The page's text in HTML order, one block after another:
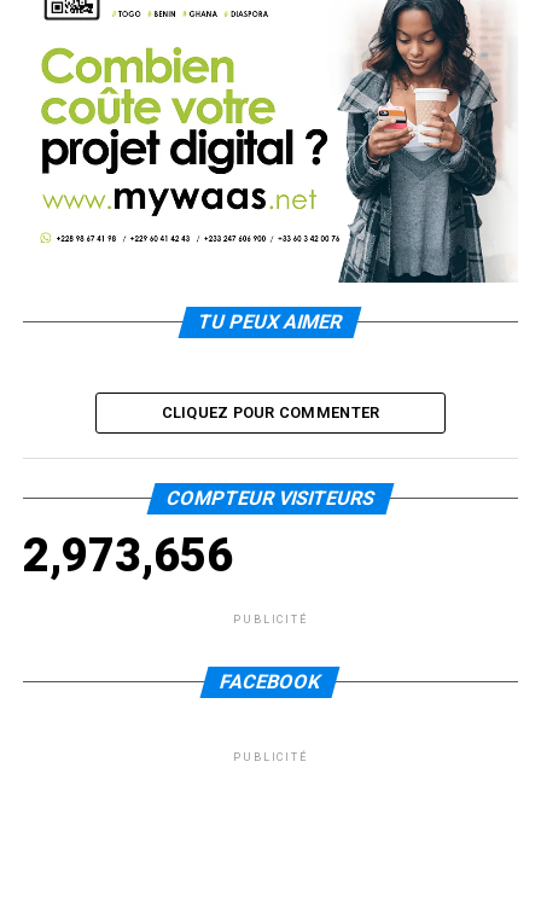
TU PEUX AIMER
CLIQUEZ POUR COMMENTER
COMPTEUR VISITEURS
2,973,656
PUBLICITÉ
FACEBOOK
PUBLICITÉ